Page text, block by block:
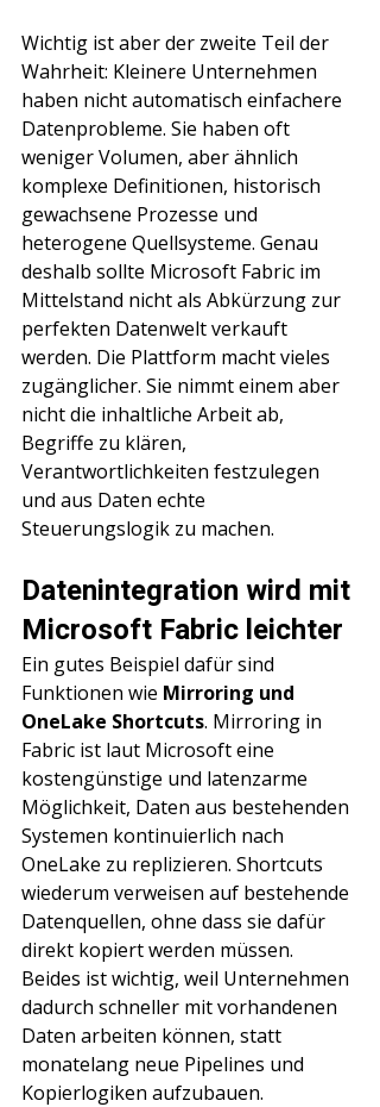
Wichtig ist aber der zweite Teil der
Wahrheit: Kleinere Unternehmen
haben nicht automatisch einfachere
Datenprobleme. Sie haben oft
weniger Volumen, aber ähnlich
komplexe Definitionen, historisch
gewachsene Prozesse und
heterogene Quellsysteme. Genau
deshalb sollte Microsoft Fabric im
Mittelstand nicht als Abkürzung zur
perfekten Datenwelt verkauft
werden. Die Plattform macht vieles
zugänglicher. Sie nimmt einem aber
nicht die inhaltliche Arbeit ab,
Begriffe zu klären,
Verantwortlichkeiten festzulegen
und aus Daten echte
Steuerungslogik zu machen.
Datenintegration wird mit
Microsoft Fabric leichter
Ein gutes Beispiel dafür sind
Funktionen wie Mirroring und
OneLake Shortcuts. Mirroring in
Fabric ist laut Microsoft eine
kostengünstige und latenzarme
Möglichkeit, Daten aus bestehenden
Systemen kontinuierlich nach
OneLake zu replizieren. Shortcuts
wiederum verweisen auf bestehende
Datenquellen, ohne dass sie dafür
direkt kopiert werden müssen.
Beides ist wichtig, weil Unternehmen
dadurch schneller mit vorhandenen
Daten arbeiten können, statt
monatelang neue Pipelines und
Kopierlogiken aufzubauen.